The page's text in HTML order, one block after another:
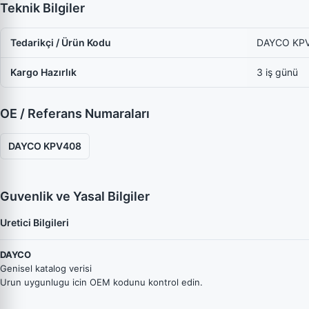
Teknik Bilgiler
Tedarikçi / Ürün Kodu DAYCO
Kargo Hazırlık 3 iş günü
OE / Referans Numaraları
DAYCO KPV408
Guvenlik ve Yasal Bilgiler
Uretici Bilgileri
DAYCO
Genisel katalog verisi
Urun uygunlugu icin OEM kodunu kontrol edin.